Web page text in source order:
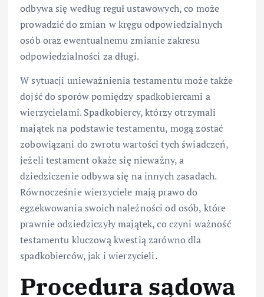
odbywa się według reguł ustawowych, co może
prowadzić do zmian w kręgu odpowiedzialnych
osób oraz ewentualnemu zmianie zakresu
odpowiedzialności za długi.
W sytuacji unieważnienia testamentu może także
dojść do sporów pomiędzy spadkobiercami a
wierzycielami. Spadkobiercy, którzy otrzymali
majątek na podstawie testamentu, mogą zostać
zobowiązani do zwrotu wartości tych świadczeń,
jeżeli testament okaże się nieważny, a
dziedziczenie odbywa się na innych zasadach.
Równocześnie wierzyciele mają prawo do
egzekwowania swoich należności od osób, które
prawnie odziedziczyły majątek, co czyni ważność
testamentu kluczową kwestią zarówno dla
spadkobierców, jak i wierzycieli.
Procedura sądowa